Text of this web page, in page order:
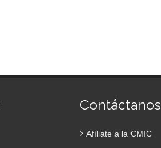
Contáctanos
Afíliate a la CMIC